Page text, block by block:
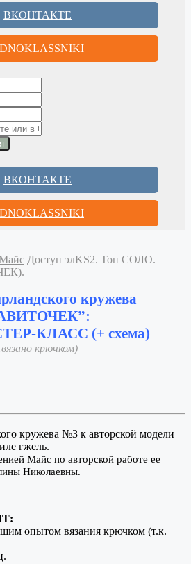
ВКОНТАКТЕ
ВКОНТАКТЕ
Доступ элKS2. Топ СОЛО.
кружева
КЛАСС (+ схема)
крючком)
кружева №3 к авторской модели
гжель.
Майс по авторской работе ее
Николаевны.
опытом вязания крючком (т.к.